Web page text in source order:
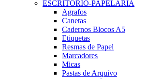
ESCRITÓRIO-PAPELARIA
Agrafos
Canetas
Cadernos Blocos A5
Etiquetas
Resmas de Papel
Marcadores
Micas
Pastas de Arquivo